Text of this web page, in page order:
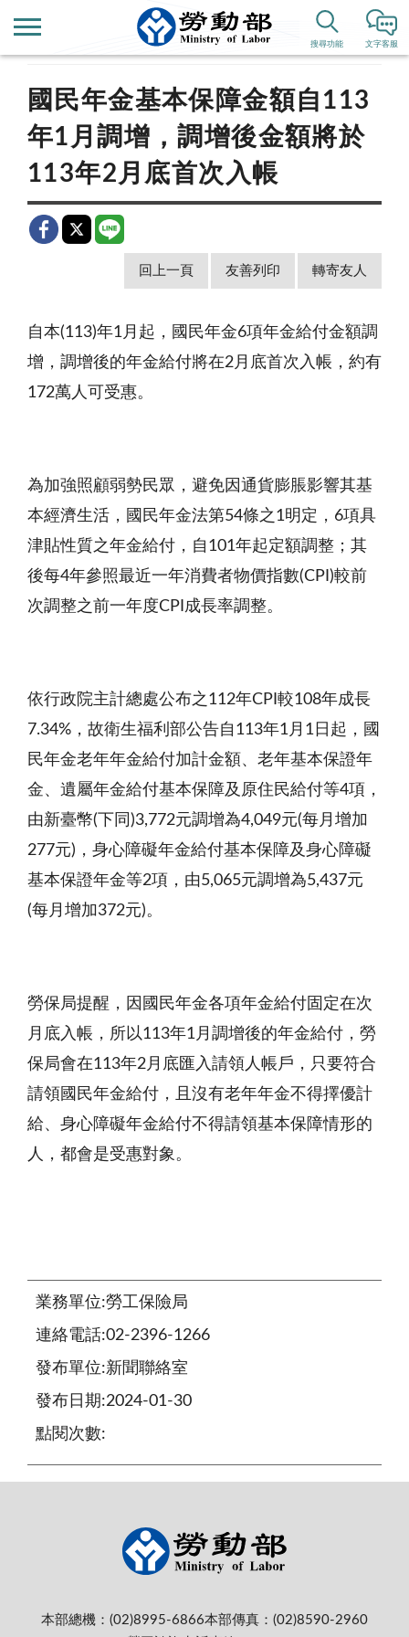
文字客服
搜尋功能
新聞公告 歷史新聞
國民年金基本保障金額自113
年1月調增，調增後金額將於
113年2月底首次入帳
回上一頁 友善列印 轉寄友人
自本(113)年1月起，國民年金6項年金給付金額調
增，調增後的年金給付將在2月底首次入帳，約有
172萬人可受惠。
為加強照顧弱勢民眾，避免因通貨膨脹影響其基
本經濟生活，國民年金法第54條之1明定，6項具
津貼性質之年金給付，自101年起定額調整；其
後每4年參照最近一年消費者物價指數(CPI)較前
次調整之前一年度CPI成長率調整。
依行政院主計總處公布之112年CPI較108年成長
7.34%，故衛生福利部公告自113年1月1日起，國
民年金老年年金給付加計金額、老年基本保證年
金、遺屬年金給付基本保障及原住民給付等4項，
由新臺幣(下同)3,772元調增為4,049元(每月增加
277元)，身心障礙年金給付基本保障及身心障礙
基本保證年金等2項，由5,065元調增為5,437元
(每月增加372元)。
勞保局提醒，因國民年金各項年金給付固定在次
月底入帳，所以113年1月調增後的年金給付，勞
保局會在113年2月底匯入請領人帳戶，只要符合
請領國民年金給付，且沒有老年年金不得擇優計
給、身心障礙年金給付不得請領基本保障情形的
人，都會是受惠對象。
業務單位:勞工保險局
連絡電話:02-2396-1266
發布單位:新聞聯絡室
發布日期:2024-01-30
點閱次數:
本部總機：(02)8995-6866本部傳真：(02)8590-2960